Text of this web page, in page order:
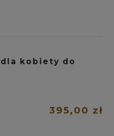
kobiety do
395,00 zł